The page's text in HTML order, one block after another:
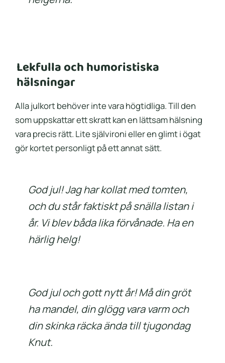
Lekfulla och humoristiska
hälsningar
Alla julkort behöver inte vara högtidliga. Till den
som uppskattar ett skratt kan en lättsam hälsning
vara precis rätt. Lite självironi eller en glimt i ögat
gör kortet personligt på ett annat sätt.
God jul! Jag har kollat med tomten,
och du står faktiskt på snälla listan i
år. Vi blev båda lika förvånade. Ha en
härlig helg!
God jul och gott nytt år! Må din gröt
ha mandel, din glögg vara varm och
din skinka räcka ända till tjugondag
Knut.